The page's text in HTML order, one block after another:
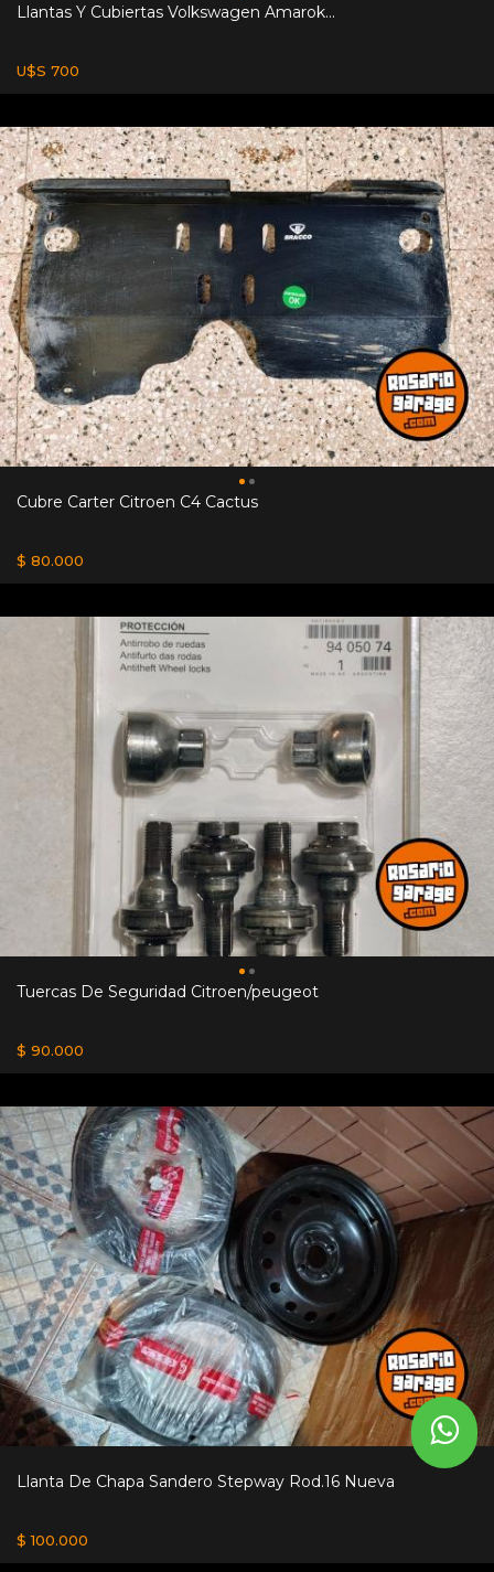
Llantas Y Cubiertas Volkswagen Amarok...
U$S 700
Cubre Carter Citroen C4 Cactus
$ 80.000
Tuercas De Seguridad Citroen/peugeot
$ 90.000
Llanta De Chapa Sandero Stepway Rod.16 Nueva
$ 100.000